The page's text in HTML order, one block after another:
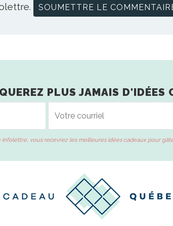
PLUS JAMAIS D'IDÉES
infolettre, vous recevrez les meilleures idées cadeaux pour